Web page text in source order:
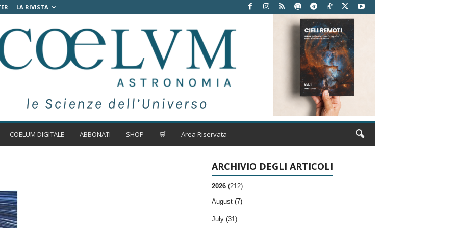
LA RIVISTA
COELUM DIGITALE ABBONATI SHOP 🛒 Area Riservata
ARCHIVIO DEGLI ARTICOLI
2026 (212)
August (7)
July (31)